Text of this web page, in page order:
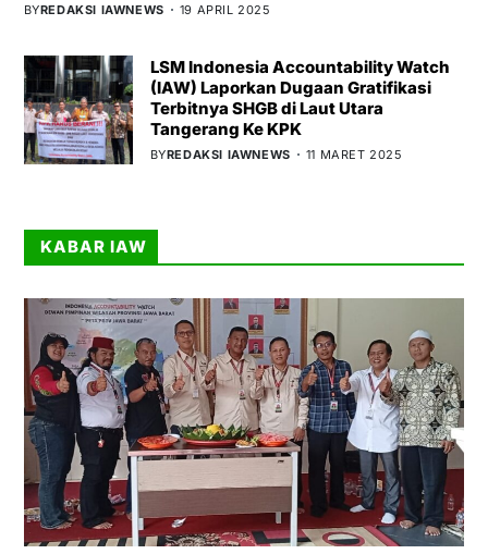
BYREDAKSI IAWNEWS 19 APRIL 2025
LSM Indonesia Accountability Watch
(IAW) Laporkan Dugaan Gratifikasi
Terbitnya SHGB di Laut Utara
Tangerang Ke KPK
BYREDAKSI IAWNEWS 11 MARET 2025
KABAR IAW